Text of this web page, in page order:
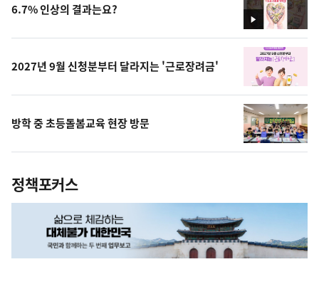
영
상
6.7% 인상의 결과는요?
2027년 9월 신청분부터 달라지는 '근로장려금'
방학 중 초등돌봄교육 현장 방문
정책포커스